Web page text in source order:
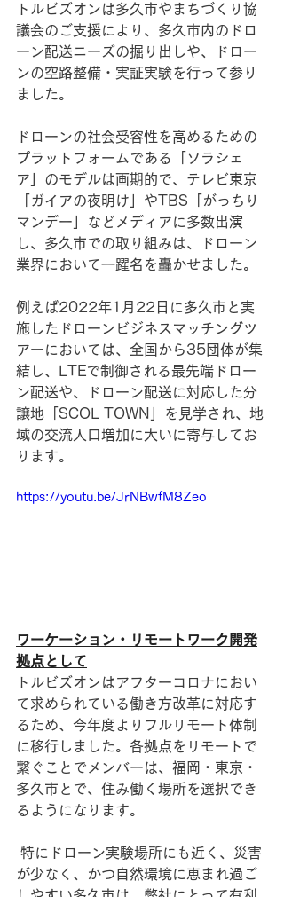
トルビズオンは多久市やまちづくり協
議会のご支援により、多久市内のドロ
ーン配送ニーズの掘り出しや、ドロー
ンの空路整備・実証実験を行って参り
ました。
ドローンの社会受容性を高めるための
プラットフォームである「ソラシェ
ア」のモデルは画期的で、テレビ東京
「ガイアの夜明け」やTBS「がっちり
マンデー」などメディアに多数出演
し、多久市での取り組みは、ドローン
業界において一躍名を轟かせました。
例えば2022年1月22日に多久市と実
施したドローンビジネスマッチングツ
アーにおいては、全国から35団体が集
結し、LTEで制御される最先端ドロー
ン配送や、ドローン配送に対応した分
譲地「SCOL TOWN」を見学され、地
域の交流人口増加に大いに寄与してお
ります。
https://youtu.be/JrNBwfM8Zeo
ワーケーション・リモートワーク開発
拠点として
トルビズオンはアフターコロナにおい
て求められている働き方改革に対応す
るため、今年度よりフルリモート体制
に移行しました。各拠点をリモートで
繋ぐことでメンバーは、福岡・東京・
多久市とで、住み働く場所を選択でき
るようになります。
が少なく、かつ自然環境に恵まれ過ご